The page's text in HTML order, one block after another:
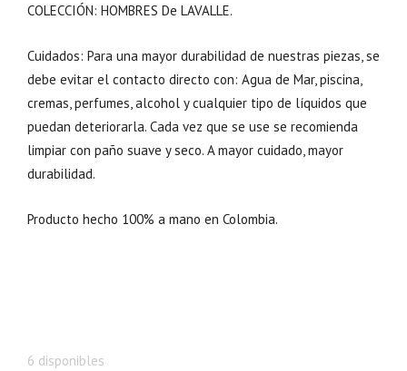
r
g
i
n
e
c
t
u
a
l
:
COLECCIÓN: HOMBRES De LAVALLE.
Cuidados: Para una mayor durabilidad de nuestras piezas, se
debe evitar el contacto directo con: Agua de Mar, piscina,
cremas, perfumes, alcohol y cualquier tipo de líquidos que
puedan deteriorarla. Cada vez que se use se recomienda
limpiar con paño suave y seco. A mayor cuidado, mayor
durabilidad.
Producto hecho 100% a mano en Colombia.
6 disponibles